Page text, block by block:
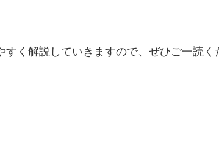
く解説していきますので、ぜひご一読く